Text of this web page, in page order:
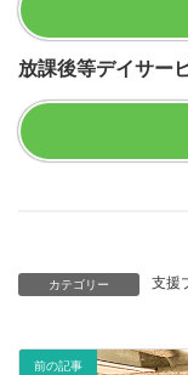
放課後等デイサー
カテゴリー 支援
前の記事